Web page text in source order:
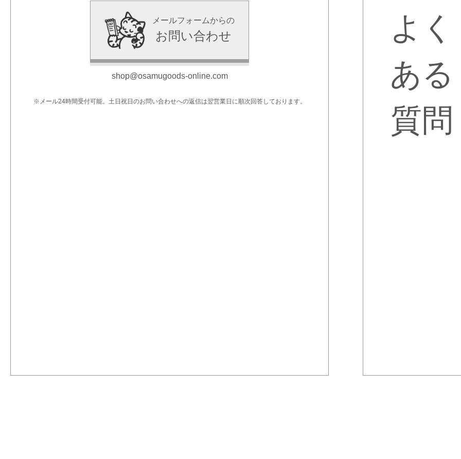
メールフォームからの
お問い合わせ
shop@osamugoods-online.com
※メール24時間受付可能。土日祝日のお問い合わせへの返信は翌営業日に順次回答しております。
よく
ある
質問